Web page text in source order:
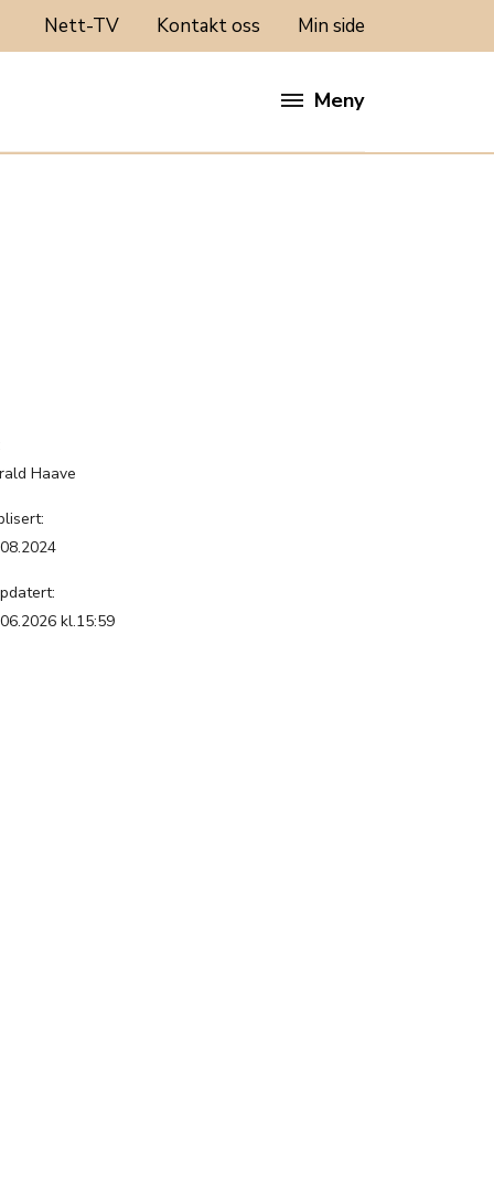
Nett-TV Kontakt oss Min side
Meny
Haave
kl.15:59